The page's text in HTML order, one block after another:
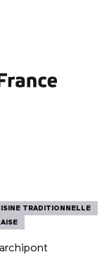
TRADITIONNELLE